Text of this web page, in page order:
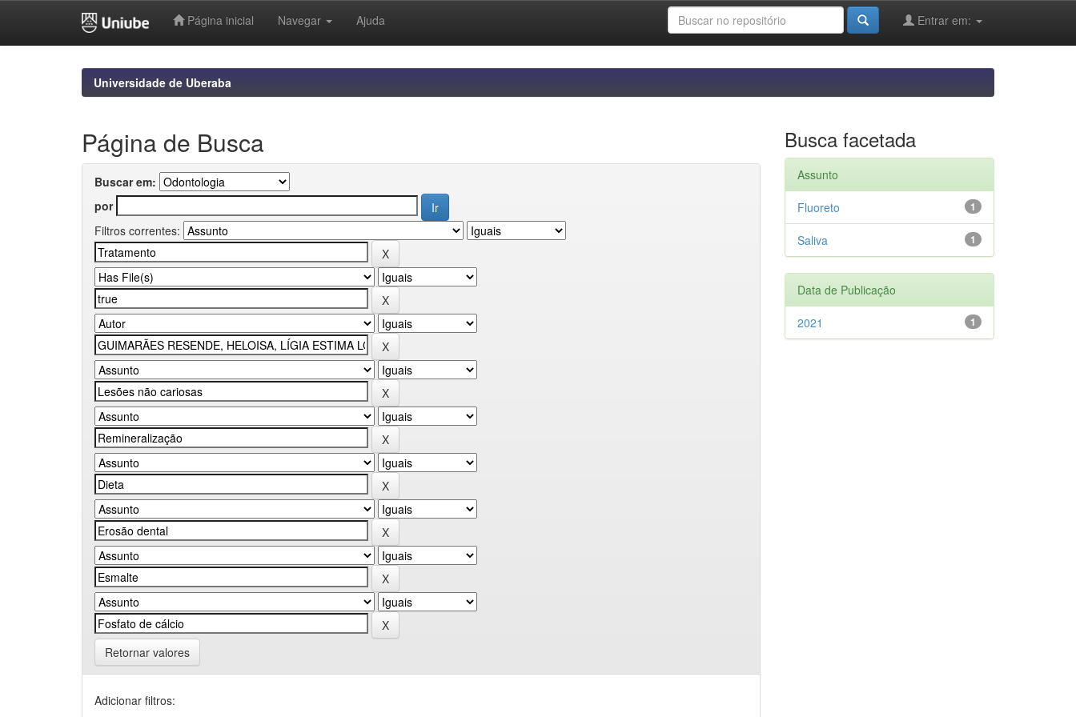
Página inicial Navegar Ajuda Entrar em:
Universidade de Uberaba
Página de Busca
Buscar em:
por
Filtros correntes:
Retornar valores
Adicionar filtros:
Busca facetada
Assunto
1
Fluoreto
1
Saliva
Data de Publicação
1
2021